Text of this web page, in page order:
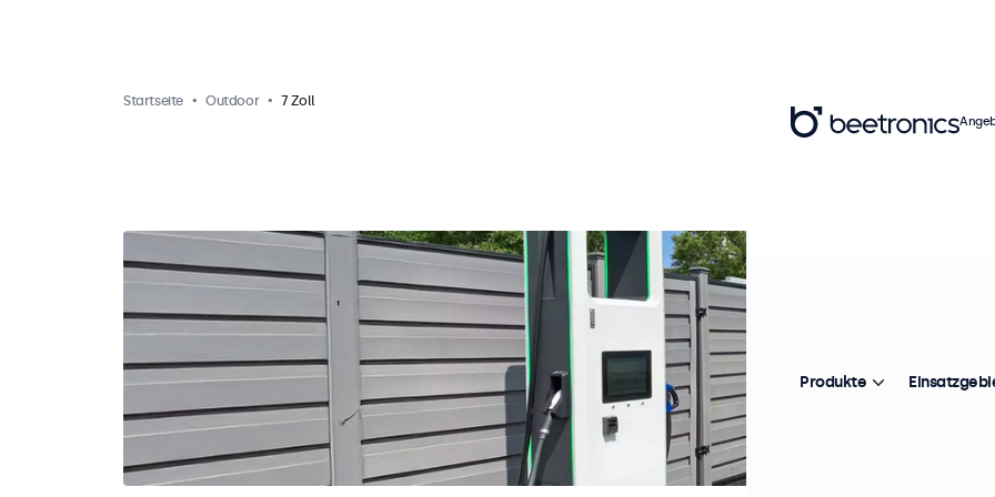
Startseite Outdoor 7 Zoll
Produkte